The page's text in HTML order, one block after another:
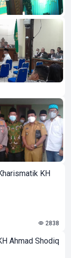
KH
2838
Ahmad Shodiq